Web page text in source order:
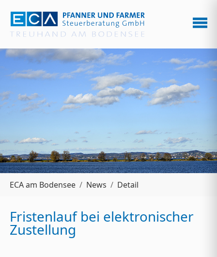
ECA am Bodensee News Detail
Fristenlauf bei elektronischer
Zustellung